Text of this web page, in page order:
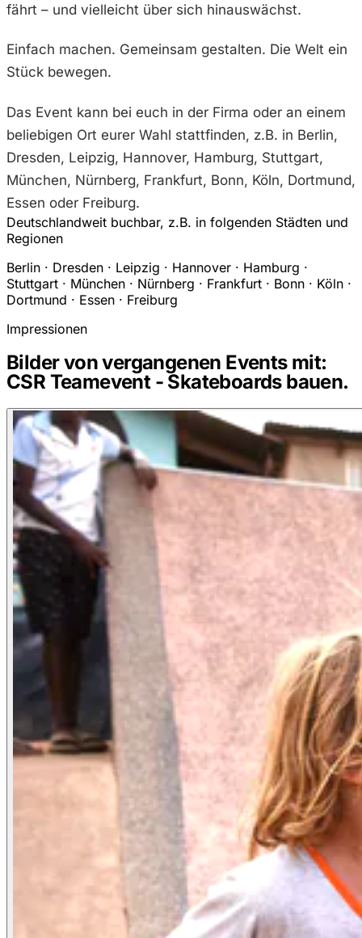
fährt – und vielleicht über sich hinauswächst.
Einfach machen. Gemeinsam gestalten. Die Welt ein
Stück bewegen.
Das Event kann bei euch in der Firma oder an einem
beliebigen Ort eurer Wahl stattfinden, z.B. in Berlin,
Dresden, Leipzig, Hannover, Hamburg, Stuttgart,
München, Nürnberg, Frankfurt, Bonn, Köln, Dortmund,
Essen oder Freiburg.
Deutschlandweit buchbar, z.B. in folgenden Städten und
Regionen
Berlin · Dresden · Leipzig · Hannover · Hamburg ·
Stuttgart · München · Nürnberg · Frankfurt · Bonn · Köln ·
Dortmund · Essen · Freiburg
Impressionen
Bilder von vergangenen Events mit:
CSR Teamevent - Skateboards bauen.